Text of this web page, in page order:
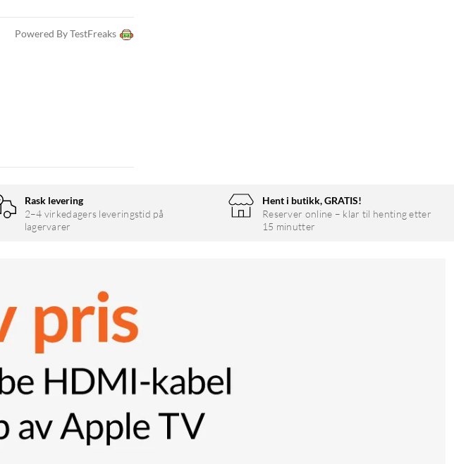
Powered By TestFreaks
Rask levering
2–4 virkedagers leveringstid på
lagervarer
Hent i butikk, GRATIS!
Reserver online – klar til henting etter
15 minutter